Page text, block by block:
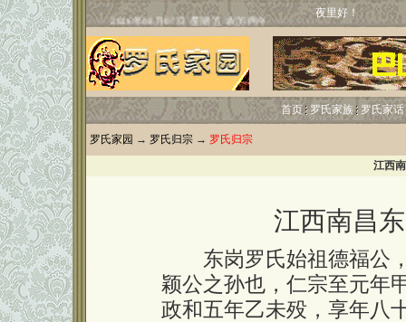
夜里好！
首页 罗氏家族 罗氏家话
罗氏家园 → 罗氏归宗 → 罗氏归宗
江西
江西南昌
东岗罗氏始祖德福公，
颖公之孙也，仁宗至元年
政和五年乙未殁，享年八